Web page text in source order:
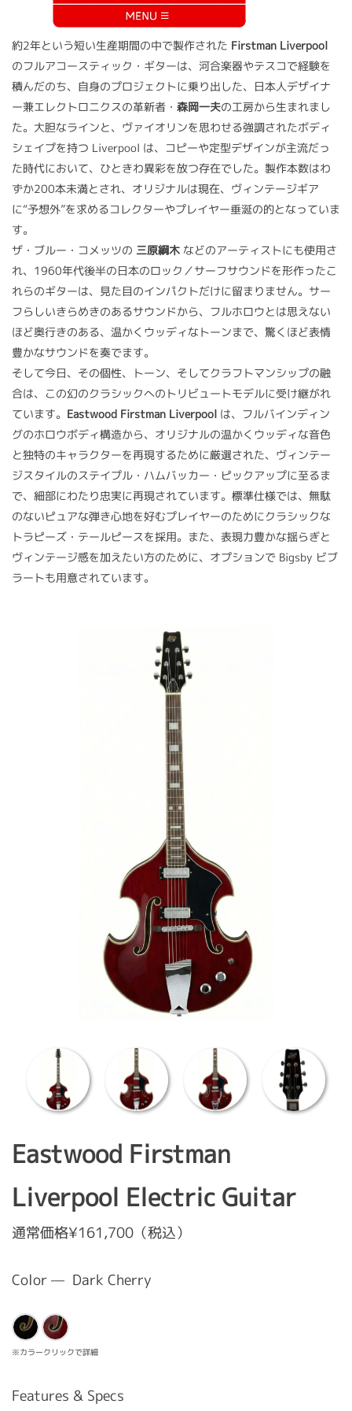
約2年という短い生産期間の中で製作された Firstman Liverpool
のフルアコースティック・ギターは、河合楽器やテスコで経験を
積んだのち、自身のプロジェクトに乗り出した、日本人デザイナ
ー兼エレクトロニクスの革新者・ 森岡一夫の工房から生まれまし
た。大胆なラインと、ヴァイオリンを思わせる強調されたボディ
シェイプを持つ Liverpool は、コピーや定型デザインが主流だっ
た時代において、ひときわ異彩を放つ存在でした。製作本数はわ
ずか200本未満とされ、オリジナルは現在、ヴィンテージギア
に“予想外”を求めるコレクターやプレイヤー垂涎の的となっていま
す。
ザ・ブルー・コメッツの 三原綱木 などのアーティストにも使用さ
れ、1960年代後半の日本のロック／サーフサウンドを形作ったこ
れらのギターは、見た目のインパクトだけに留まりません。サー
フらしいきらめきのあるサウンドから、フルホロウとは思えない
ほど奥行きのある、温かくウッディなトーンまで、驚くほど表情
豊かなサウンドを奏でます。
そして今日、その個性、トーン、そしてクラフトマンシップの融
合は、この幻のクラシックへのトリビュートモデルに受け継がれ
ています。 Eastwood Firstman Liverpool は、フルバインディン
グのホロウボディ構造から、オリジナルの温かくウッディな音色
と独特のキャラクターを再現するために厳選された、ヴィンテー
ジスタイルのステイプル・ハムバッカー・ピックアップに至るま
で、細部にわたり忠実に再現されています。標準仕様では、無駄
のないピュアな弾き心地を好むプレイヤーのためにクラシックな
トラピーズ・テールピースを採用。また、表現力豊かな揺らぎと
ヴィンテージ感を加えたい方のために、オプションで Bigsby ビブ
ラートも用意されています。
Eastwood Firstman
Liverpool Electric Guitar
通常価格¥161,700（税込）
Color — Dark Cherry
※カラークリックで詳細
Features & Specs